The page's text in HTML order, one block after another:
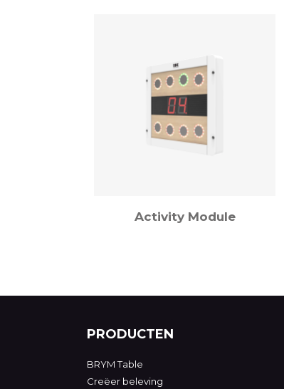
Activity Module
PRODUCTEN
BRYM Table
Creëer beleving